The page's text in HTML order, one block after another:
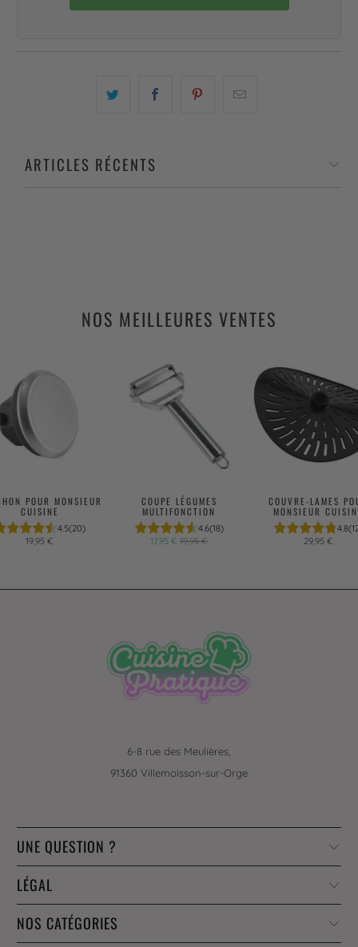
ARTICLES RÉCENTS
NOS MEILLEURES VENTES
POUR MONSIEUR
CUISINE
4.5(20)
19,95 €
COUPE LÉGUMES
MULTIFONCTION
4.6(18)
17,95 €19,95 €
COUVRE-LAMES
MONSIEUR
4.8
29,95 €
6-8 rue des Meulières,
91360 Villemoisson-sur-Orge
UNE QUESTION ?
LÉGAL
NOS CATÉGORIES